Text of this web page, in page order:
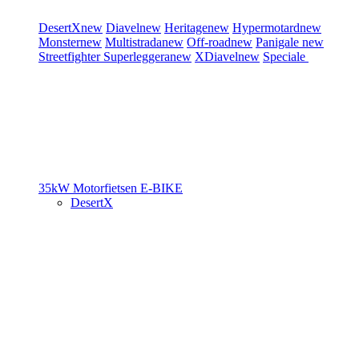
DesertXnew Diavelnew Heritagenew Hypermotardnew
Monsternew Multistradanew Off-roadnew Panigale new
Streetfighter Superleggeranew XDiavelnew Speciale
35kW Motorfietsen E-BIKE
DesertX